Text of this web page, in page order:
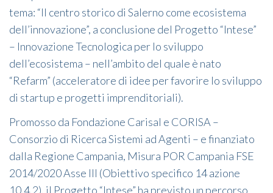
tema: “Il centro storico di Salerno come ecosistema
dell’innovazione”, a conclusione del Progetto “Intese”
– Innovazione Tecnologica per lo sviluppo
dell’ecosistema – nell’ambito del quale è nato
“Refarm” (acceleratore di idee per favorire lo sviluppo
di startup e progetti imprenditoriali).
Promosso da Fondazione Carisal e CORISA –
Consorzio di Ricerca Sistemi ad Agenti – e finanziato
dalla Regione Campania, Misura POR Campania FSE
2014/2020 Asse III (Obiettivo specifico 14 azione
10.4.2), il Progetto “Intese” ha previsto un percorso